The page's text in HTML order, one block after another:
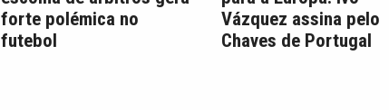
forte polémica no
futebol
Vázquez assina pelo
Chaves de Portugal